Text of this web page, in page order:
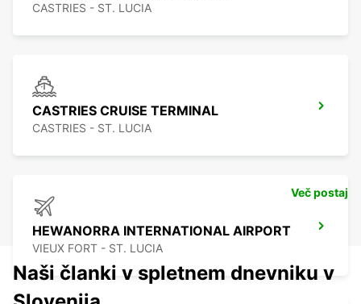
CASTRIES - ST. LUCIA
CASTRIES CRUISE TERMINAL
CASTRIES - ST. LUCIA
HEWANORRA INTERNATIONAL AIRPORT
VIEUX FORT - ST. LUCIA
Več postaj
Naši članki v spletnem dnevniku v